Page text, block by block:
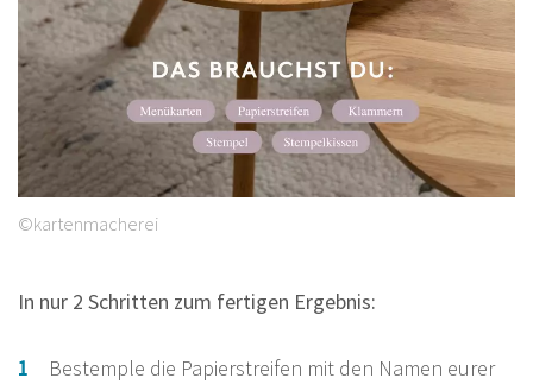
©kartenmacherei
In nur 2 Schritten zum fertigen Ergebnis:
Bestemple die Papierstreifen mit den Namen eurer